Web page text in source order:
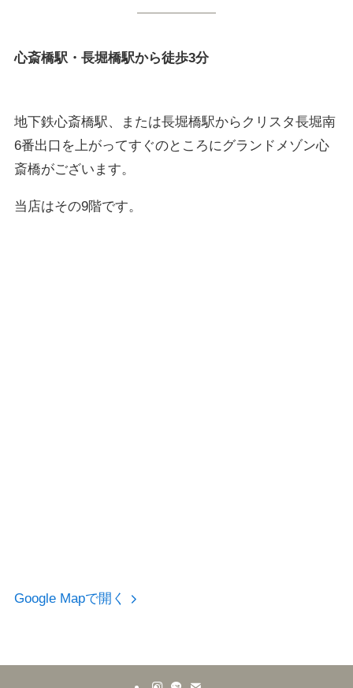
心斎橋駅・長堀橋駅から徒歩3分
地下鉄心斎橋駅、または長堀橋駅からクリスタ長堀南
6番出口を上がってすぐのところにグランドメゾン心
斎橋がございます。
当店はその9階です。
Google Mapで開く